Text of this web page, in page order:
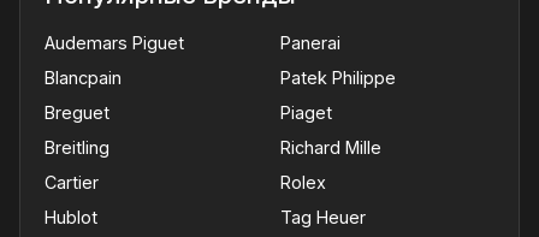
Audemars Piguet
Blancpain
Breguet
Breitling
Cartier
Hublot
Panerai
Patek Philippe
Piaget
Richard Mille
Rolex
Tag Heuer